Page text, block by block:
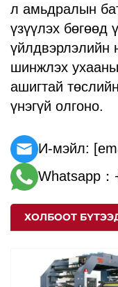
л амьдралын
үзүүлэх бөгөөд
үйлдвэрлэлийн
шинжлэх
ашигтай
үнэгүй олгоно.
И-мэйл:
Whatsapp
ХОЛБООТ